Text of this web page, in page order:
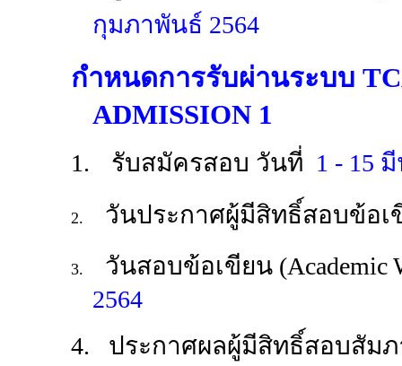
กุมภาพันธ์ 2564
กำหนดการรับผ่านระบบ
ADMISSION 1
1. รับสมัครสอบ วันที่ 1 - 15
2. วันประกาศผู้มีสิทธิ์สอบข้อ
3.
วันสอบข้อเขียน (Academic
2564
4. ประกาศผลผู้มีสิทธิ์สอบสัม